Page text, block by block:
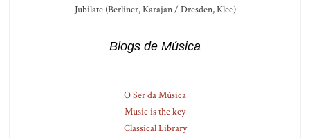
Jubilate (Berliner, Karajan / Dresden, Klee)
Blogs de Música
O Ser da Música
Music is the key
Classical Library